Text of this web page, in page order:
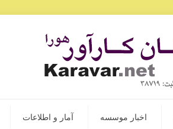
اخبار موسسه آمار و اطلاعات